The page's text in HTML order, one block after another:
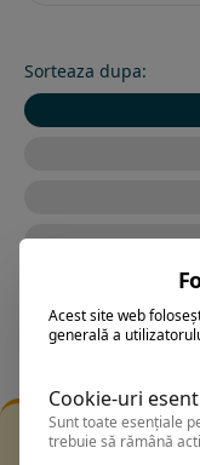
Sorteaza dupa:
Filtrarea nu
Acest site web
generală a
Cookie-uri
Sunt toate esențiale
trebuie să rămână